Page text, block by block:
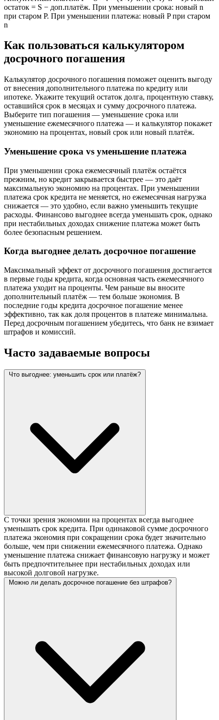
остаток = S − доп.платёж. При уменьшении срока: новый n
при старом P. При уменьшении платежа: новый P при старом
n
Как пользоваться калькулятором
досрочного погашения
Калькулятор досрочного погашения поможет оценить выгоду
от внесения дополнительного платежа по кредиту или
ипотеке. Укажите текущий остаток долга, процентную ставку,
оставшийся срок в месяцах и сумму досрочного платежа.
Выберите тип погашения — уменьшение срока или
уменьшение ежемесячного платежа — и калькулятор покажет
экономию на процентах, новый срок или новый платёж.
Уменьшение срока vs уменьшение платежа
При уменьшении срока ежемесячный платёж остаётся
прежним, но кредит закрывается быстрее — это даёт
максимальную экономию на процентах. При уменьшении
платежа срок кредита не меняется, но ежемесячная нагрузка
снижается — это удобно, если важно уменьшить текущие
расходы. Финансово выгоднее всегда уменьшать срок, однако
при нестабильных доходах снижение платежа может быть
более безопасным решением.
Когда выгоднее делать досрочное погашение
Максимальный эффект от досрочного погашения достигается
в первые годы кредита, когда основная часть ежемесячного
платежа уходит на проценты. Чем раньше вы вносите
дополнительный платёж — тем больше экономия. В
последние годы кредита досрочное погашение менее
эффективно, так как доля процентов в платеже минимальна.
Перед досрочным погашением убедитесь, что банк не взимает
штрафов и комиссий.
Часто задаваемые вопросы
Что выгоднее: уменьшить срок или платёж?
С точки зрения экономии на процентах всегда выгоднее
уменьшать срок кредита. При одинаковой сумме досрочного
платежа экономия при сокращении срока будет значительно
больше, чем при снижении ежемесячного платежа. Однако
уменьшение платежа снижает финансовую нагрузку и может
быть предпочтительнее при нестабильных доходах или
высокой долговой нагрузке.
Можно ли делать досрочное погашение без штрафов?